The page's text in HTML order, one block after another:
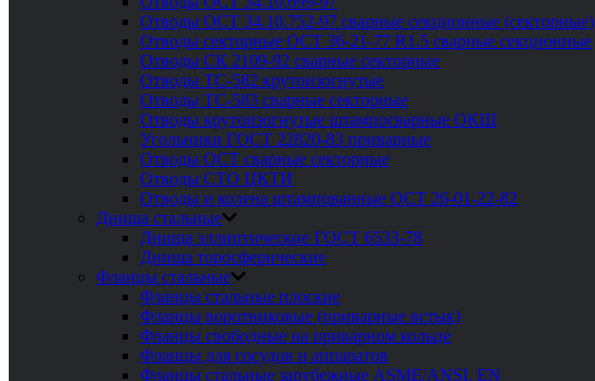
Отводы ОСТ 34.10.752-97 сварные секционные (секторные)
Отводы секторные ОСТ 36-21-77 R1.5 сварные секционные
Отводы СК 2109-92 сварные секторные
Отводы ТС-582 крутоизогнутые
Отводы ТС-583 сварные секторные
Отводы крутоизогнутые штампосварные ОКШ
Угольники ГОСТ 22820-83 приварные
Отводы ОСТ сварные секторные
Отводы СТО ЦКТИ
Отводы и колена штампованные ОСТ 26-01-22-82
Днища стальные
Днища эллиптические ГОСТ 6533-78
Днища торосферические
Фланцы стальные
Фланцы стальные плоские
Фланцы воротниковые (приварные встык)
Фланцы свободные на приварном кольце
Фланцы для сосудов и аппаратов
Фланцы стальные зарубежные ASME/ANSI, EN